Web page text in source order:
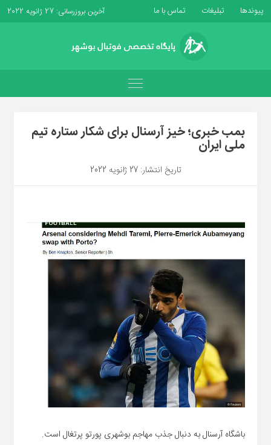
پیوندها تبلیغات تماس با ما آخرین بروزرسانی: 27 ژانویه 2022
بمب خبری؛ خیز آرسنال برای شکار ستاره تیم
ملی ایران
تاریخ انتشار: 27 ژانویه 2022
باشگاه آرسنال به دنبال جذب مهاجم بوشهری پورتو پرتغال است.